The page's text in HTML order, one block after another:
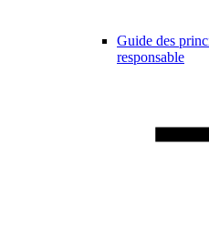
Guide des
responsable